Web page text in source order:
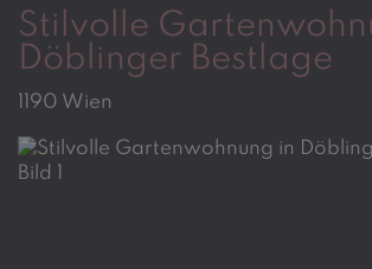
Stilvolle
Döblinger Bestlage
1190 Wien